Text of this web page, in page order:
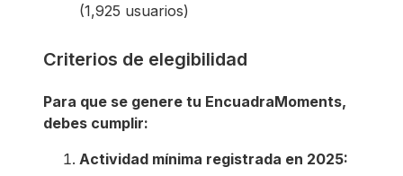
(1,925 usuarios)
Criterios de elegibilidad
Para que se genere tu EncuadraMoments,
debes cumplir:
Actividad mínima registrada en 2025: